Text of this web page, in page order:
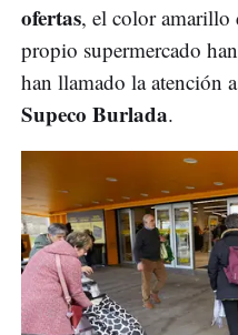
ofertas, el color amarillo
propio supermercado
han llamado la atención
Supeco Burlada.